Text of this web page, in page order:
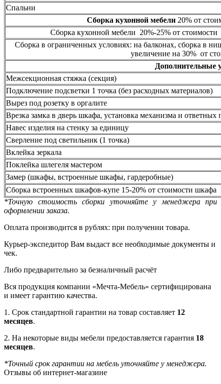
Спальни
Сборка кухонной мебели20% от
Сборка кухонной мебели 20%-25% от стоимости
Сборка в ограниченных условиях: на балконах, сборка в
увеличение на 30% от
Дополнительные
Межсекционная стяжка (секция)
Подключение подсветки 1 точка (без расходных материалов)
Вырез под розетку в оргалите
Врезка замка в дверь шкафа, установка механизма и ответных
Навес изделия на стенку за единицу
Сверление под светильник (1 точка)
Вклейка зеркала
Поклейка шлегеля мастером
Замер (шкафы, встроенные шкафы, гардеробные)
Сборка встроенных шкафов-купе 15-20% от стоимости шкафа
*Точную стоимость сборки уточняйте у менеджера при
оформлении заказа.
Оплата производится в рублях: при получении товара.
Курьер-экспедитор Вам выдаст все необходимые документы и
чек.
Либо предварительно за безналичный расчёт
Вся продукция компании «Мечта-Мебель» сертифицирована
и имеет гарантию качества.
1. Срок стандартной гарантии на товар составляет 12
месяцев.
2. На некоторые виды мебели предоставляется гарантия 18
месяцев.
*Точный срок гарантии на мебель уточняйте у менеджера.
Отзывы об интернет-магазине